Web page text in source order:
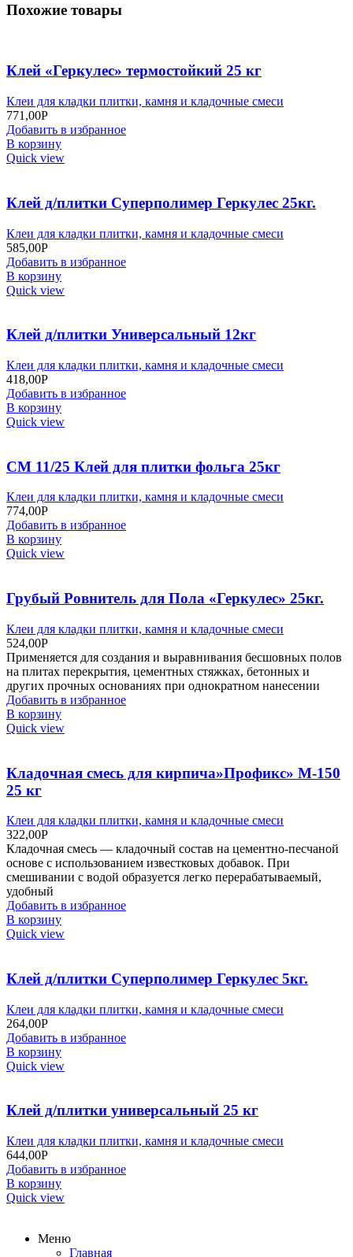
Похожие товары
Клей «Геркулес» термостойкий 25 кг
Клеи для кладки плитки, камня и кладочные смеси
771,00Р
Добавить в избранное
В корзину
Quick view
Клей д/плитки Суперполимер Геркулес 25кг.
Клеи для кладки плитки, камня и кладочные смеси
585,00Р
Добавить в избранное
В корзину
Quick view
Клей д/плитки Универсальный 12кг
Клеи для кладки плитки, камня и кладочные смеси
418,00Р
Добавить в избранное
В корзину
Quick view
СМ 11/25 Клей для плитки фольга 25кг
Клеи для кладки плитки, камня и кладочные смеси
774,00Р
Добавить в избранное
В корзину
Quick view
Грубый Ровнитель для Пола «Геркулес» 25кг.
Клеи для кладки плитки, камня и кладочные смеси
524,00Р
Применяется для создания и выравнивания бесшовных полов
на плитах перекрытия, цементных стяжках, бетонных и
других прочных основаниях при однократном нанесении
Добавить в избранное
В корзину
Quick view
Кладочная смесь для кирпича»Профикс» М-150
25 кг
Клеи для кладки плитки, камня и кладочные смеси
322,00Р
Кладочная смесь — кладочный состав на цементно-песчаной
основе с использованием известковых добавок. При
смешивании с водой образуется легко перерабатываемый,
удобный
Добавить в избранное
В корзину
Quick view
Клей д/плитки Суперполимер Геркулес 5кг.
Клеи для кладки плитки, камня и кладочные смеси
264,00Р
Добавить в избранное
В корзину
Quick view
Клей д/плитки универсальный 25 кг
Клеи для кладки плитки, камня и кладочные смеси
644,00Р
Добавить в избранное
В корзину
Quick view
Меню
Главная